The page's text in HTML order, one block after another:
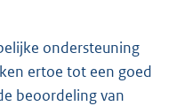
ondersteuning
ertoe tot een goed
beoordeling van